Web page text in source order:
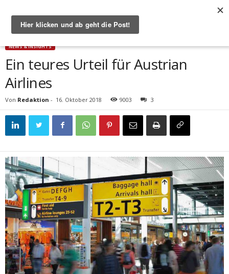
Start News & Insights Ein teures Urteil für Austrian Airlines
NEWS & INSIGHTS
Ein teures Urteil für Austrian
Airlines
Von Redaktion - 16. Oktober 2018 9003 3